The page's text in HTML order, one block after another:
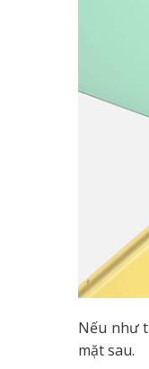
Nếu như
mặt sau.